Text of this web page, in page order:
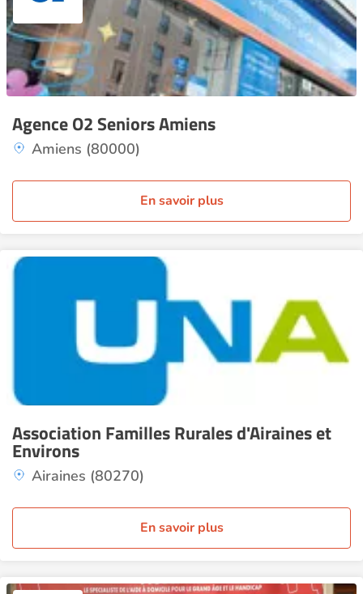
Agence O2 Seniors Amiens
Amiens (80000)
En savoir plus
Association Familles Rurales d'Airaines et
Environs
Airaines (80270)
En savoir plus